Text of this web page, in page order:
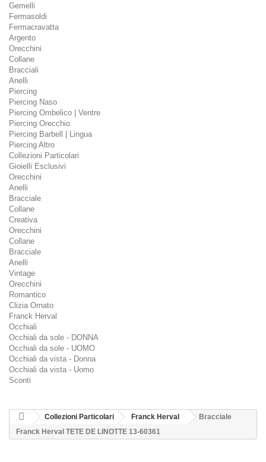
Gemelli
Fermasoldi
Fermacravatta
Argento
Orecchini
Collane
Bracciali
Anelli
Piercing
Piercing Naso
Piercing Ombelico | Ventre
Piercing Orecchio
Piercing Barbell | Lingua
Piercing Altro
Collezioni Particolari
Gioielli Esclusivi
Orecchini
Anelli
Bracciale
Collane
Creativa
Orecchini
Collane
Bracciale
Anelli
Vintage
Orecchini
Romantico
Clizia Ornato
Franck Herval
Occhiali
Occhiali da sole - DONNA
Occhiali da sole - UOMO
Occhiali da vista - Donna
Occhiali da vista - Uomo
Sconti
Collezioni Particolari Franck Herval
Bracciale
Franck Herval TETE DE LINOTTE 13-60361